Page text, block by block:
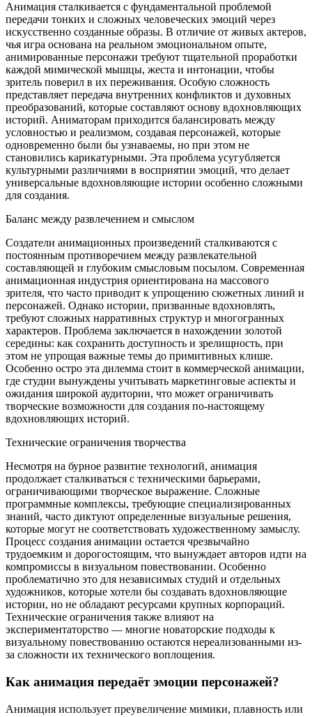
Анимация сталкивается с фундаментальной проблемой
передачи тонких и сложных человеческих эмоций через
искусственно созданные образы. В отличие от живых актеров,
чья игра основана на реальном эмоциональном опыте,
анимированные персонажи требуют тщательной проработки
каждой мимической мышцы, жеста и интонации, чтобы
зритель поверил в их переживания. Особую сложность
представляет передача внутренних конфликтов и духовных
преобразований, которые составляют основу вдохновляющих
историй. Аниматорам приходится балансировать между
условностью и реализмом, создавая персонажей, которые
одновременно были бы узнаваемы, но при этом не
становились карикатурными. Эта проблема усугубляется
культурными различиями в восприятии эмоций, что делает
универсальные вдохновляющие истории особенно сложными
для создания.
Баланс между развлечением и смыслом
Создатели анимационных произведений сталкиваются с
постоянным противоречием между развлекательной
составляющей и глубоким смысловым посылом. Современная
анимационная индустрия ориентирована на массового
зрителя, что часто приводит к упрощению сюжетных линий и
персонажей. Однако истории, призванные вдохновлять,
требуют сложных нарративных структур и многогранных
характеров. Проблема заключается в нахождении золотой
середины: как сохранить доступность и зрелищность, при
этом не упрощая важные темы до примитивных клише.
Особенно остро эта дилемма стоит в коммерческой анимации,
где студии вынуждены учитывать маркетинговые аспекты и
ожидания широкой аудитории, что может ограничивать
творческие возможности для создания по-настоящему
вдохновляющих историй.
Технические ограничения творчества
Несмотря на бурное развитие технологий, анимация
продолжает сталкиваться с техническими барьерами,
ограничивающими творческое выражение. Сложные
программные комплексы, требующие специализированных
знаний, часто диктуют определенные визуальные решения,
которые могут не соответствовать художественному замыслу.
Процесс создания анимации остается чрезвычайно
трудоемким и дорогостоящим, что вынуждает авторов идти на
компромиссы в визуальном повествовании. Особенно
проблематично это для независимых студий и отдельных
художников, которые хотели бы создавать вдохновляющие
истории, но не обладают ресурсами крупных корпораций.
Технические ограничения также влияют на
экспериментаторство — многие новаторские подходы к
визуальному повествованию остаются нереализованными из-
за сложности их технического воплощения.
Как анимация передаёт эмоции персонажей?
Анимация использует преувеличение мимики, плавность или